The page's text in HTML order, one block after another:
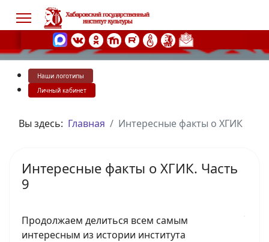
Наши логотипы
Личный кабинет
Вы здесь: Главная Интересные факты о ХГИК
Интересные факты о ХГИК. Часть
9
Продолжаем делиться всем самым
интересным из истории института